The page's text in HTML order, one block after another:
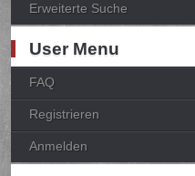
Erweiterte Suche
User Menu
FAQ
Registrieren
Anmelden